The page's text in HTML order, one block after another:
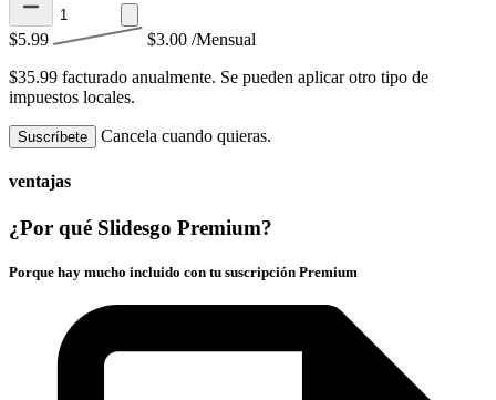
$5.99 $3.00 /Mensual
$35.99 facturado anualmente. Se pueden aplicar otro tipo de
impuestos locales.
Suscríbete Cancela cuando quieras.
ventajas
¿Por qué Slidesgo Premium?
Porque hay mucho incluido con tu suscripción Premium